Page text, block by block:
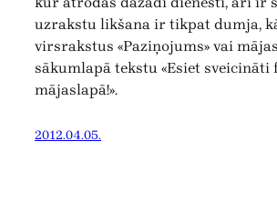
uzrakstu likšana ir tikpat dumja,
virsrakstus «Paziņojums» vai
sākumlapā tekstu «Esiet sveicināti
mājaslapā!».
2012.04.05.